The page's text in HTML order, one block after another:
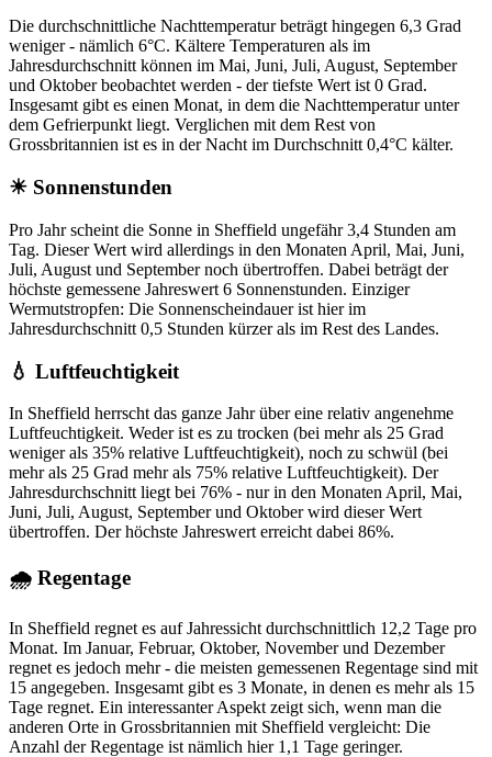
Die durchschnittliche Nachttemperatur beträgt hingegen 6,3 Grad
weniger - nämlich 6°C. Kältere Temperaturen als im
Jahresdurchschnitt können im Mai, Juni, Juli, August, September
und Oktober beobachtet werden - der tiefste Wert ist 0 Grad.
Insgesamt gibt es einen Monat, in dem die Nachttemperatur unter
dem Gefrierpunkt liegt. Verglichen mit dem Rest von
Grossbritannien ist es in der Nacht im Durchschnitt 0,4°C kälter.
☀ Sonnenstunden
Pro Jahr scheint die Sonne in Sheffield ungefähr 3,4 Stunden am
Tag. Dieser Wert wird allerdings in den Monaten April, Mai, Juni,
Juli, August und September noch übertroffen. Dabei beträgt der
höchste gemessene Jahreswert 6 Sonnenstunden. Einziger
Wermutstropfen: Die Sonnenscheindauer ist hier im
Jahresdurchschnitt 0,5 Stunden kürzer als im Rest des Landes.
💧 Luftfeuchtigkeit
In Sheffield herrscht das ganze Jahr über eine relativ angenehme
Luftfeuchtigkeit. Weder ist es zu trocken (bei mehr als 25 Grad
weniger als 35% relative Luftfeuchtigkeit), noch zu schwül (bei
mehr als 25 Grad mehr als 75% relative Luftfeuchtigkeit). Der
Jahresdurchschnitt liegt bei 76% - nur in den Monaten April, Mai,
Juni, Juli, August, September und Oktober wird dieser Wert
übertroffen. Der höchste Jahreswert erreicht dabei 86%.
🌧 Regentage
In Sheffield regnet es auf Jahressicht durchschnittlich 12,2 Tage pro
Monat. Im Januar, Februar, Oktober, November und Dezember
regnet es jedoch mehr - die meisten gemessenen Regentage sind mit
15 angegeben. Insgesamt gibt es 3 Monate, in denen es mehr als 15
Tage regnet. Ein interessanter Aspekt zeigt sich, wenn man die
anderen Orte in Grossbritannien mit Sheffield vergleicht: Die
Anzahl der Regentage ist nämlich hier 1,1 Tage geringer.